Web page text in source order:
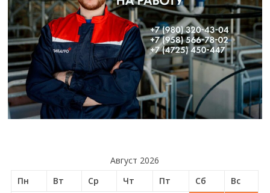
Август 2026
Пн
Вт Ср Чт Пт Сб
Вс